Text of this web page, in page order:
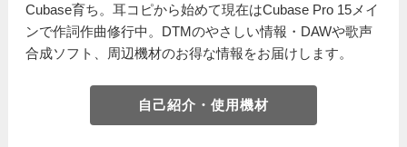
Cubase育ち。耳コピから始めて現在はCubase Pro 15メイ
ンで作詞作曲修行中。DTMのやさしい情報・DAWや歌声
合成ソフト、周辺機材のお得な情報をお届けします。
自己紹介・使用機材